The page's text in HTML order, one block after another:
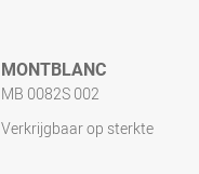
MONTBLANC
MB 0082S 002
Verkrijgbaar op sterkte